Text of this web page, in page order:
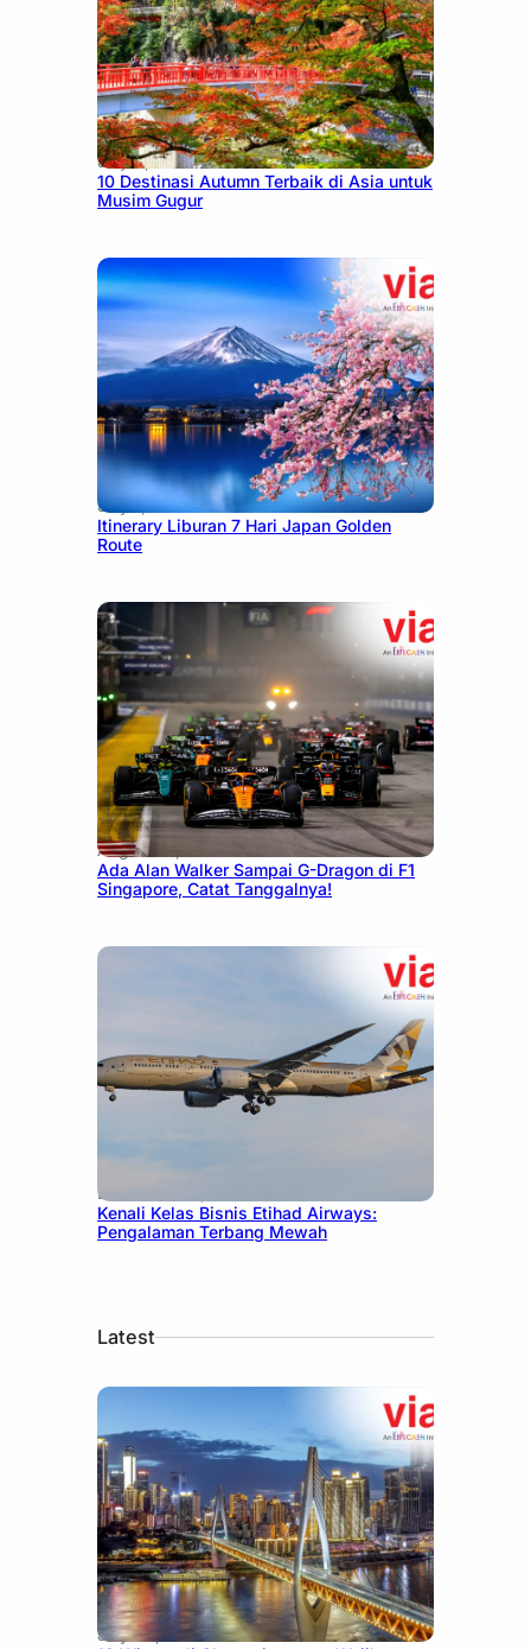
July 9, 2026
10 Destinasi Autumn Terbaik di Asia untuk
Musim Gugur
July 7, 2026
Itinerary Liburan 7 Hari Japan Golden
Route
August 13, 2025
Ada Alan Walker Sampai G-Dragon di F1
Singapore, Catat Tanggalnya!
December 27, 2024
Kenali Kelas Bisnis Etihad Airways:
Pengalaman Terbang Mewah
Latest
July 30, 2026